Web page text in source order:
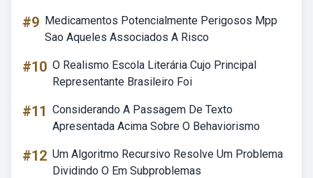
#9 Medicamentos Potencialmente Perigosos Mpp
Sao Aqueles Associados A Risco
#10 O Realismo Escola Literária Cujo Principal
Representante Brasileiro Foi
#11 Considerando A Passagem De Texto
Apresentada Acima Sobre O Behaviorismo
#12 Um Algoritmo Recursivo Resolve Um Problema
Dividindo O Em Subproblemas